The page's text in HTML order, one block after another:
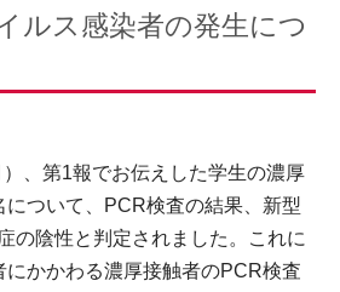
ルス感染者の発生につ
、第1報でお伝えした学生の濃厚
ついて、PCR検査の結果、新型
の陰性と判定されました。これに
にかかわる濃厚接触者のPCR検査